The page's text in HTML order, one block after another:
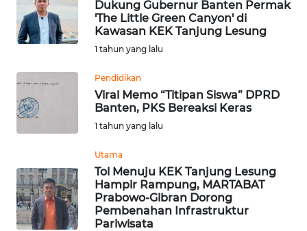
Dukung Gubernur Banten Permak
'The Little Green Canyon' di
Kawasan KEK Tanjung Lesung
1 tahun yang lalu
Pendidikan
Viral Memo “Titipan Siswa” DPRD
Banten, PKS Bereaksi Keras
1 tahun yang lalu
Utama
Tol Menuju KEK Tanjung Lesung
Hampir Rampung, MARTABAT
Prabowo-Gibran Dorong
Pembenahan Infrastruktur
Pariwisata
KALSEL
WN
SULSEL
GORONTALO
WN
SULUT